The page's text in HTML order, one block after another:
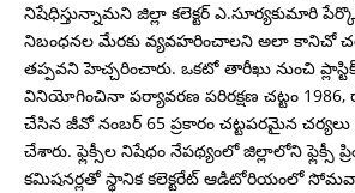
నిషేధిస్తున్నామని జిల్లా కలెక్టర్ ఎ.సూర్యకుమారి
నిబంధనల మేరకు వ్యవహరించాలని అలా కానిచో
తప్పవని హెచ్చరించారు. ఒకటో తారీఖు నుంచి ప్లాస్టిక్
వినియోగించినా పర్యావరణ పరిరక్షణ చట్టం 1986,
చేసిన జీవో నంబర్ 65 ప్రకారం చట్టపరమైన చర్యలు
చేశారు. ఫ్లెక్సీల నిషేధం నేపథ్యంలో జిల్లాలోని ఫ్లెక్సీ
కమిషనర్లతో స్థానిక కలెక్టరేట్ ఆడిటోరియంలో